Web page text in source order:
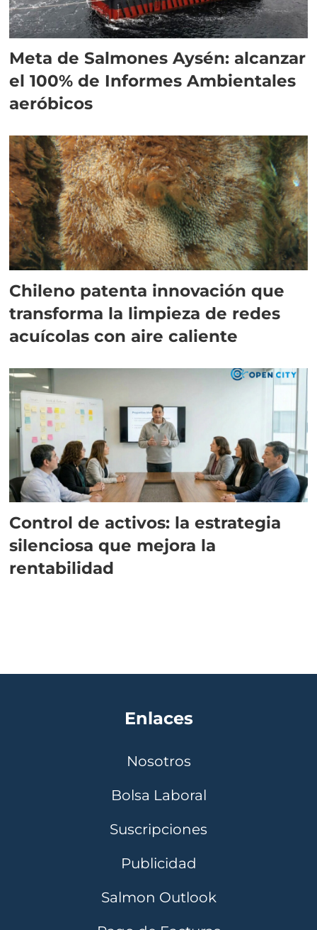
Meta de Salmones Aysén: alcanzar
el 100% de Informes Ambientales
aeróbicos
Chileno patenta innovación que
transforma la limpieza de redes
acuícolas con aire caliente
Control de activos: la estrategia
silenciosa que mejora la
rentabilidad
Enlaces
Nosotros
Bolsa Laboral
Suscripciones
Publicidad
Salmon Outlook